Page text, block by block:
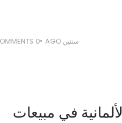
سنتين AGO 0 COMMENTS
في مبيعات